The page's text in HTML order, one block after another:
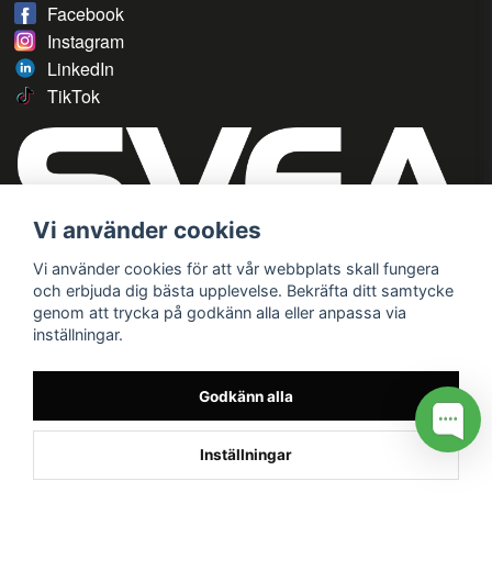
Facebook
Instagram
LinkedIn
TikTok
Vi använder cookies
Vi använder cookies för att vår webbplats skall fungera
och erbjuda dig bästa upplevelse. Bekräfta ditt samtycke
genom att trycka på godkänn alla eller anpassa via
inställningar.
Godkänn alla
Inställningar